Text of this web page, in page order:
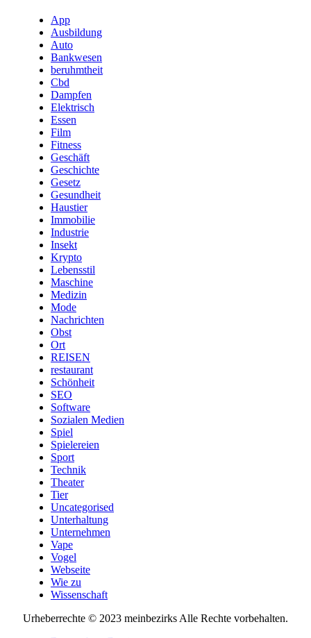
App
Ausbildung
Auto
Bankwesen
beruhmtheit
Cbd
Dampfen
Elektrisch
Essen
Film
Fitness
Geschäft
Geschichte
Gesetz
Gesundheit
Haustier
Immobilie
Industrie
Insekt
Krypto
Lebensstil
Maschine
Medizin
Mode
Nachrichten
Obst
Ort
REISEN
restaurant
Schönheit
SEO
Software
Sozialen Medien
Spiel
Spielereien
Sport
Technik
Theater
Tier
Uncategorised
Unterhaltung
Unternehmen
Vape
Vogel
Webseite
Wie zu
Wissenschaft
Urheberrechte © 2023 meinbezirks Alle Rechte vorbehalten.